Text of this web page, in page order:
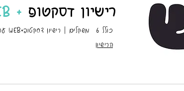
רישיון דסקטופ + WEB לאתר אחד!
כולל משקלים | רישיון דסקטופ+WEB עבור אתר אחד
הרישיון
6